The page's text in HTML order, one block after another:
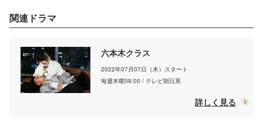
関連ドラマ
六本木クラス
2022年07月07日（木）スタート
毎週木曜09:00 / テレビ朝日系
詳しく見る